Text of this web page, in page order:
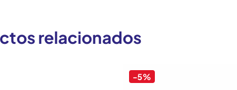
relacionados
-5%